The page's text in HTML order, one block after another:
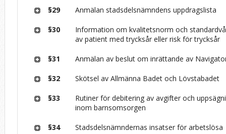
§29 Anmälan stadsdelsnämndens uppdragslista
§30
Information om kvalitetsnorm och
av patient med trycksår eller risk för trycksår
§31 Anmälan av beslut om inrättande av
§32 Skötsel av Allmänna Badet och Lövstabadet
§33
Rutiner för debitering av avgifter och
inom barnsomsorgen
§34 Stadsdelsnämndernas insatser för arbetslösa